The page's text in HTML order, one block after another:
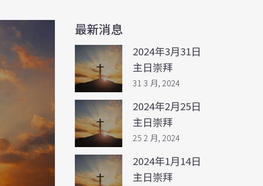
最新消息
2024年3月31日
主日崇拜
31 3 月, 2024
2024年2月25日
主日崇拜
25 2 月, 2024
2024年1月14日
主日崇拜